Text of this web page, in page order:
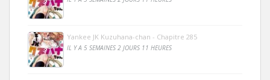
Yankee JK Kuzuhana-chan - Chapitre 285
IL Y A 5 SEMAINES 2 JOURS 11 HEURES